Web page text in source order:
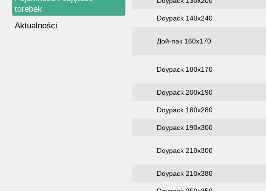
Doypack 140х240
Дой-пак 160х170
Doypack 180х170
Doypack 200х190
Doypack 180х280
Doypack 190х300
Doypack 210х300
Doypack 210х380
torebek
Aktualności